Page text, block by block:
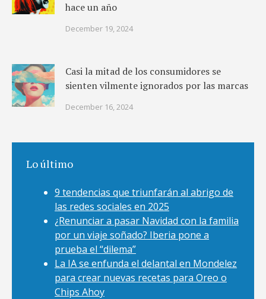
hace un año
December 19, 2024
Casi la mitad de los consumidores se
sienten vilmente ignorados por las marcas
December 16, 2024
Lo último
9 tendencias que triunfarán al abrigo de
las redes sociales en 2025
¿Renunciar a pasar Navidad con la familia
por un viaje soñado? Iberia pone a
prueba el “dilema”
La IA se enfunda el delantal en Mondelez
para crear nuevas recetas para Oreo o
Chips Ahoy